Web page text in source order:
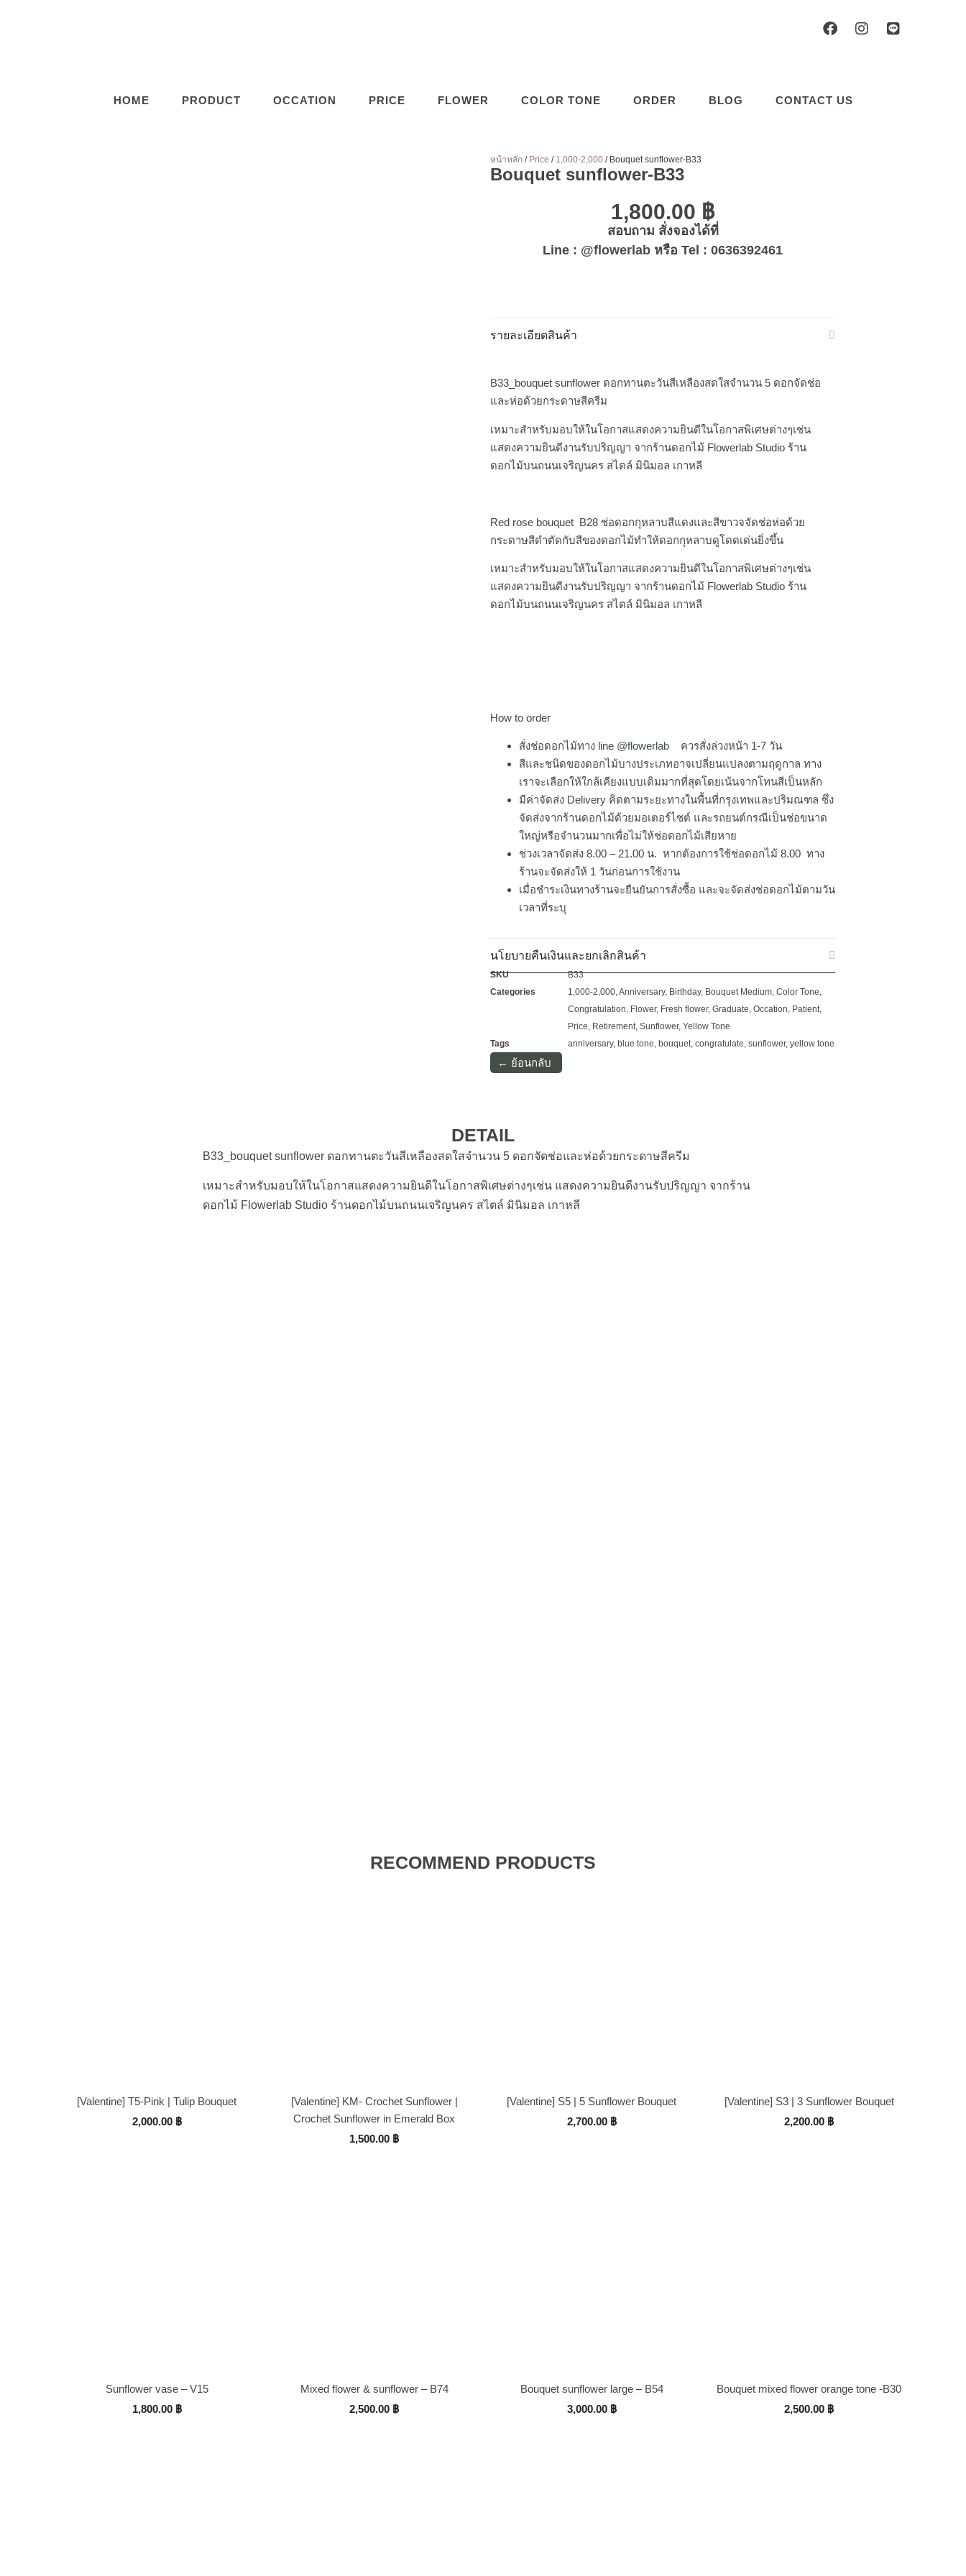
HOME PRODUCT OCCATION PRICE FLOWER COLOR TONE ORDER BLOG CONTACT US
หน้าหลัก / Price / 1,000-2,000 / Bouquet sunflower-B33
Bouquet sunflower-B33
1,800.00 ฿
สอบถาม สั่งจองได้ที่
Line : @flowerlab หรือ Tel : 0636392461
รายละเอียดสินค้า
B33_bouquet sunflower ดอกทานตะวันสีเหลืองสดใสจำนวน 5 ดอกจัดช่อ
และห่อด้วยกระดาษสีครีม
เหมาะสำหรับมอบให้ในโอกาสแสดงความยินดีในโอกาสพิเศษต่างๆเช่น
แสดงความยินดีงานรับปริญญา จากร้านดอกไม้ Flowerlab Studio ร้าน
ดอกไม้บนถนนเจริญนคร สไตล์ มินิมอล เกาหลี
Red rose bouquet B28 ช่อดอกกุหลาบสีแดงและสีขาวจจัดช่อห่อด้วย
กระดาษสีดำตัดกับสีของดอกไม้ทำให้ดอกกุหลาบดูโดดเด่นยิ่งขึ้น
เหมาะสำหรับมอบให้ในโอกาสแสดงความยินดีในโอกาสพิเศษต่างๆเช่น
แสดงความยินดีงานรับปริญญา จากร้านดอกไม้ Flowerlab Studio ร้าน
ดอกไม้บนถนนเจริญนคร สไตล์ มินิมอล เกาหลี
How to order
สั่งช่อดอกไม้ทาง line @flowerlab ควรสั่งล่วงหน้า 1-7 วัน
สีและชนิดของดอกไม้บางประเภทอาจเปลี่ยนแปลงตามฤดูกาล ทาง
เราจะเลือกให้ใกล้เคียงแบบเดิมมากที่สุดโดยเน้นจากโทนสีเป็นหลัก
มีค่าจัดส่ง Delivery คิดตามระยะทางในพื้นที่กรุงเทพและปริมณฑล ซึ่ง
จัดส่งจากร้านดอกไม้ด้วยมอเตอร์ไซต์ และรถยนต์กรณีเป็นช่อขนาด
ใหญ่หรือจำนวนมากเพื่อไม่ให้ช่อดอกไม้เสียหาย
ช่วงเวลาจัดส่ง 8.00 – 21.00 น. หากต้องการใช้ช่อดอกไม้ 8.00 ทาง
ร้านจะจัดส่งให้ 1 วันก่อนการใช้งาน
เมื่อชำระเงินทางร้านจะยืนยันการสั่งซื้อ และจะจัดส่งช่อดอกไม้ตามวัน
เวลาที่ระบุ
นโยบายคืนเงินและยกเลิกสินค้า
SKU
B33
Categories
1,000-2,000,Anniversary, Birthday, Bouquet Medium, Color Tone,
Congratulation, Flower, Fresh flower, Graduate, Occation, Patient,
Price, Retirement, Sunflower, Yellow Tone
Tags
anniversary, blue tone, bouquet, congratulate, sunflower, yellow tone
← ย้อนกลับ
DETAIL
B33_bouquet sunflower ดอกทานตะวันสีเหลืองสดใสจำนวน 5 ดอกจัดช่อและห่อด้วยกระดาษสีครีม
เหมาะสำหรับมอบให้ในโอกาสแสดงความยินดีในโอกาสพิเศษต่างๆเช่น แสดงความยินดีงานรับปริญญา จากร้าน
ดอกไม้ Flowerlab Studio ร้านดอกไม้บนถนนเจริญนคร สไตล์ มินิมอล เกาหลี
RECOMMEND PRODUCTS
[Valentine] T5-Pink | Tulip Bouquet
2,000.00 ฿
[Valentine] KM- Crochet Sunflower |
Crochet Sunflower in Emerald Box
1,500.00 ฿
[Valentine] S5 | 5 Sunflower Bouquet
2,700.00 ฿
[Valentine] S3 | 3 Sunflower Bouquet
2,200.00 ฿
Sunflower vase – V15
1,800.00 ฿
Mixed flower & sunflower – B74
2,500.00 ฿
Bouquet sunflower large – B54
3,000.00 ฿
Bouquet mixed flower orange tone -B30
2,500.00 ฿